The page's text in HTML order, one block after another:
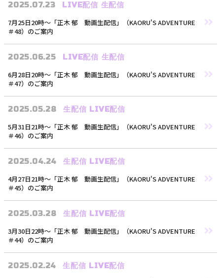
2025.07.23 LIVE配信 生配信
7月25日20時〜「正木 郁 動画生配信」（KAORU'S ADVENTURE
＃48）のご案内
2025.06.25 LIVE配信 生配信
6月28日20時〜「正木 郁 動画生配信」（KAORU'S ADVENTURE
＃47）のご案内
2025.05.28 生配信 LIVE配信
5月31日21時〜「正木 郁 動画生配信」（KAORU'S ADVENTURE
＃46）のご案内
2025.04.24 生配信 LIVE配信
4月27日21時〜「正木 郁 動画生配信」（KAORU'S ADVENTURE
＃45）のご案内
2025.03.28 生配信 LIVE配信
3月30日22時〜「正木 郁 動画生配信」（KAORU'S ADVENTURE
＃44）のご案内
2025.02.24 生配信 LIVE配信